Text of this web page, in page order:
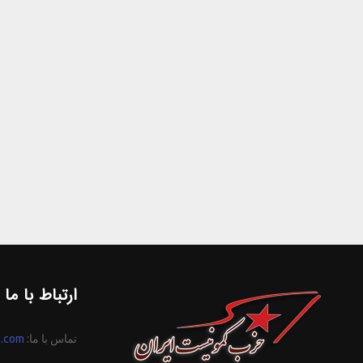
ارتباط با ما
تماس با ما: